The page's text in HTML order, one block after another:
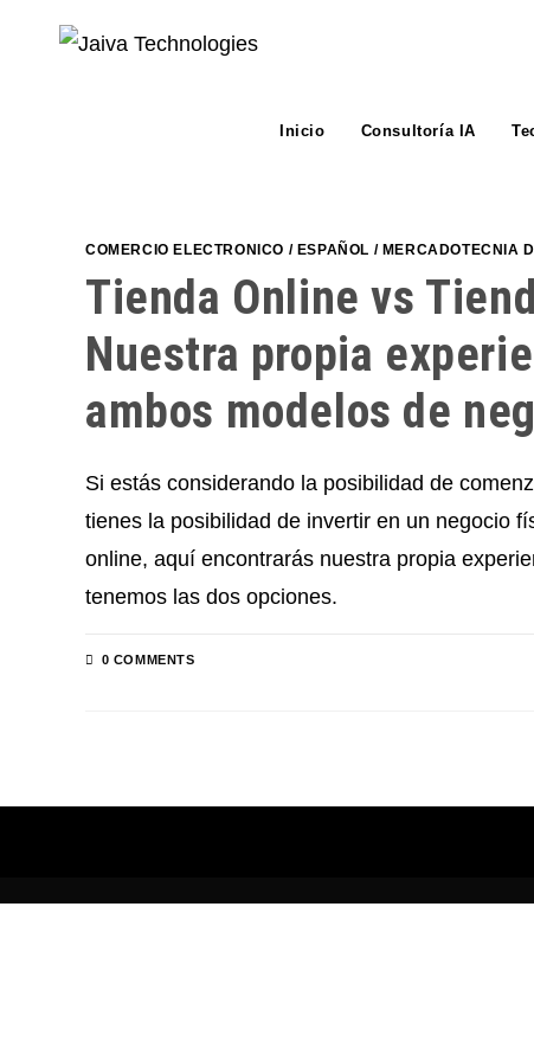
Inicio Consultoría IA
COMERCIO ELECTRONICO / ESPAÑOL / MERCADOTECNIA
Tienda Online vs
Nuestra propia
ambos modelos de
Si estás considerando la posibilidad de
tienes la posibilidad de invertir en un negocio
online, aquí encontrarás nuestra propia
tenemos las dos opciones.
0 COMMENTS